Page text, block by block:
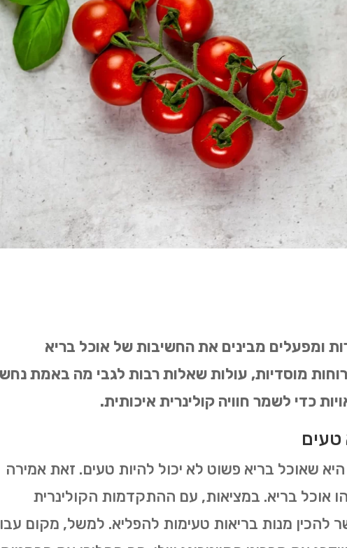
ומפעלים מבינים את החשיבות של אוכל בריא
מוסדיות, עולות שאלות רבות לגבי מה באמת
כדי לשמר חוויה קולינרית איכותית.
טעים
שאוכל בריא פשוט לא יכול להיות טעים. זאת אמירה
אוכל בריא. במציאות, עם ההתקדמות הקולינרית
להכין מנות בריאות טעימות להפליא. למשל, מקום